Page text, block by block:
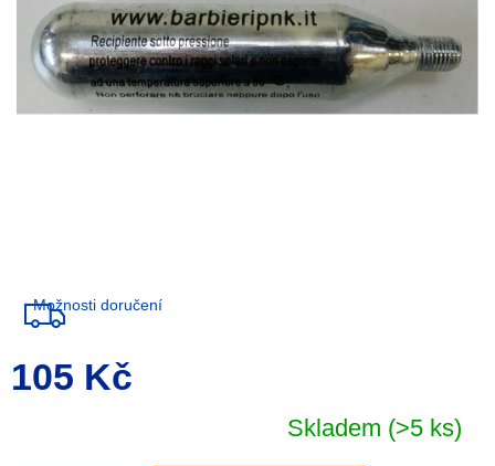
105 Kč
Měrná
cena:
Skladem (>5 ks)
Možnosti doručení